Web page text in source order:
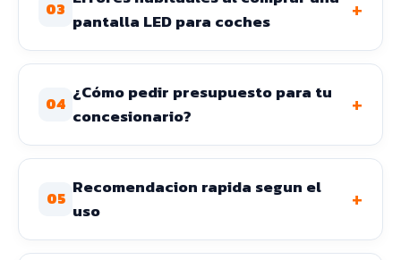
03
pantalla LED para coches
+
04
¿Cómo pedir presupuesto para tu
concesionario?
+
05
Recomendacion rapida segun el
uso
+